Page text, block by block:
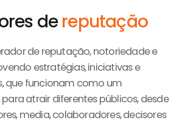
dereputação
de reputação, notoriedade e
estratégias, iniciativas e
que funcionam como um
atrair diferentes públicos, desde
media, colaboradores, decisores